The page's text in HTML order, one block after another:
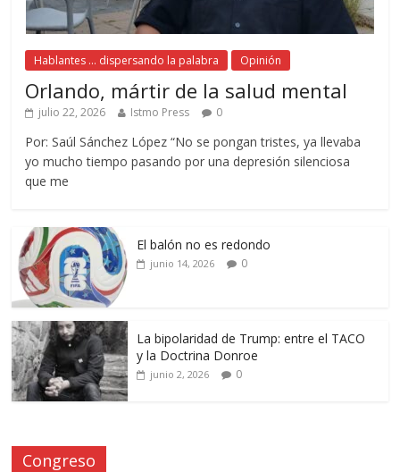
Hablantes ... dispersando la palabra Opinión
Orlando, mártir de la salud mental
julio 22, 2026 Istmo Press 0
Por: Saúl Sánchez López “No se pongan tristes, ya llevaba
yo mucho tiempo pasando por una depresión silenciosa
que me
El balón no es redondo
junio 14, 2026 0
La bipolaridad de Trump: entre el TACO
y la Doctrina Donroe
junio 2, 2026 0
Congreso